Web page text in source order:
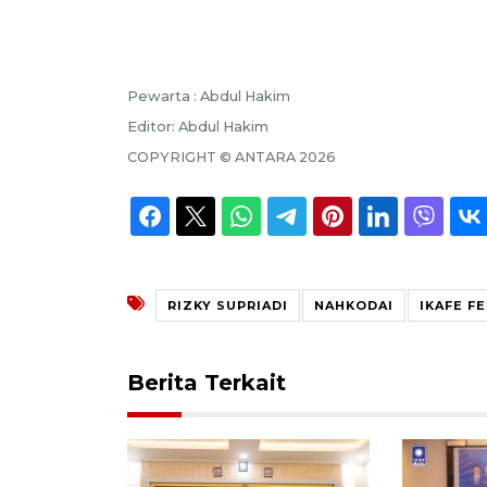
Pewarta : Abdul Hakim
Editor: Abdul Hakim
COPYRIGHT © ANTARA 2026
RIZKY SUPRIADI NAHKODAI IKAFE
Berita Terkait